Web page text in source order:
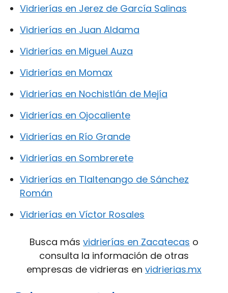
Vidrierías en Jerez de García Salinas
Vidrierías en Juan Aldama
Vidrierías en Miguel Auza
Vidrierías en Momax
Vidrierías en Nochistlán de Mejía
Vidrierías en Ojocaliente
Vidrierías en Río Grande
Vidrierías en Sombrerete
Vidrierías en Tlaltenango de Sánchez
Román
Vidrierías en Víctor Rosales
Busca más vidrierías en Zacatecas o
consulta la información de otras
empresas de vidrieras en vidrierias.mx